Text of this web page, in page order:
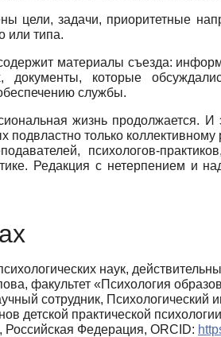
цели, задачи, приоритетные
или типа.
материалы съезда:
которые
службы.
жизнь продолжается. И
только
психологов-
Редакция с нетерпением и
наук,
факультет «Психология
сотрудник,
детской практической
Федерация, ORCID: